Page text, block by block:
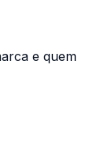
e quem